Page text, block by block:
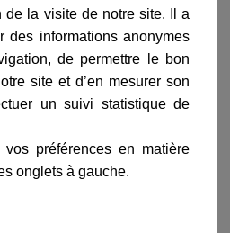
marque
livraison
complète
avis clients
de la visite de notre site. Il a
des informations anonymes
de permettre le bon
site et d’en mesurer son
un suivi statistique de
préférences en matière
onglets à gauche.